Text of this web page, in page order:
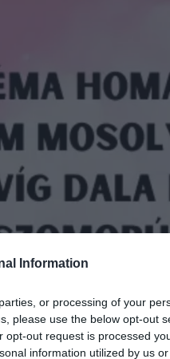
Information
or processing of your
please use the below opt-out
opt-out request is processed
information utilized by us